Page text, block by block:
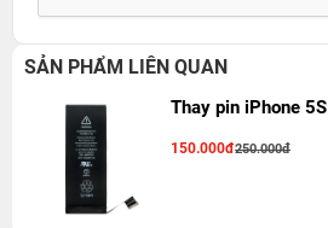
SẢN PHẨM LIÊN QUAN
Thay pin iPhone 5S
150.000đ250.000đ